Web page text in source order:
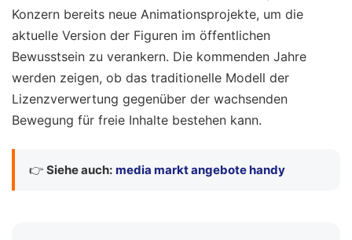
Konzern bereits neue Animationsprojekte, um die
aktuelle Version der Figuren im öffentlichen
Bewusstsein zu verankern. Die kommenden Jahre
werden zeigen, ob das traditionelle Modell der
Lizenzverwertung gegenüber der wachsenden
Bewegung für freie Inhalte bestehen kann.
👉 Siehe auch: media markt angebote handy